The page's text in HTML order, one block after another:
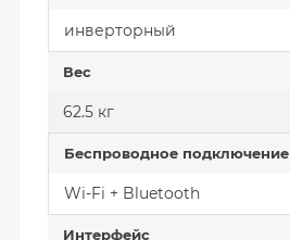
инверторный
Вес
62.5 кг
Беспроводное подключение
Wi-Fi + Bluetooth
Интерфейс